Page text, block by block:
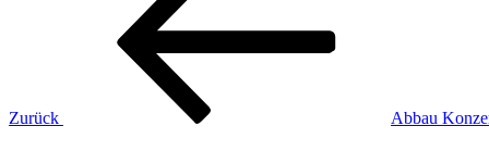
Zurück
Abbau